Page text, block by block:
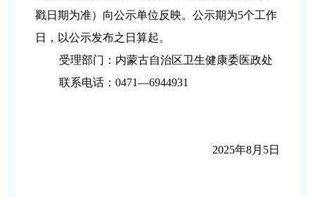
戳日期为准）向公示单位反映。公示期为5个工作
日，以公示发布之日算起。
受理部门：内蒙古自治区卫生健康委医政处
联系电话：0471—6944931
2025年8月5日